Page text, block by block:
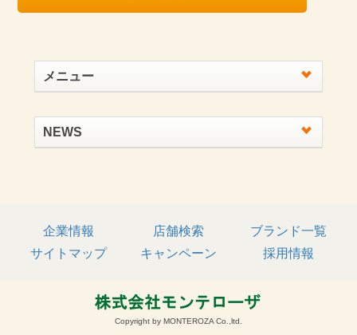
メニュー
NEWS
企業情報 店舗検索
ブランド一覧
サイトマップ
キャンペーン 採用情報
Copyright by MONTEROZA Co.,ltd.